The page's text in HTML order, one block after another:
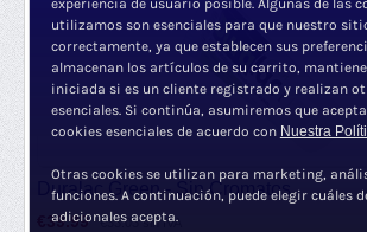
Duralac Green - Sin Cromatos
39.99 €33.05sin IVA
utilizamos son esenciales para que nuestro
correctamente, ya que establecen sus
almacenan los artículos de su carrito,
iniciada si es un cliente registrado y realizan
esenciales. Si continúa, asumiremos que
cookies esenciales de acuerdo con Nuestra
Otras cookies se utilizan para marketing,
funciones. A continuación, puede elegir cuáles
adicionales acepta.